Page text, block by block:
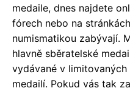
medaile, dnes najdete
fórech nebo na
numismatikou zabývají.
hlavně sběratelské
vydávané v
medailí. Pokud vás tak